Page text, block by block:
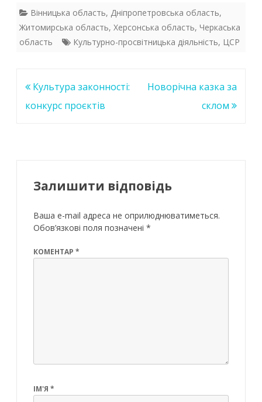
e
b
k
itt
er
at
s
p
k
e
dI
Вінницька область, Дніпропетровська область,
Житомирська область, Херсонська область, Черкаська
область
Культурно-просвітницька діяльність, ЦСР
Навігація
записів
Культура законності:
конкурс проєктів
Новорічна казка за
склом
Залишити відповідь
Ваша e-mail адреса не оприлюднюватиметься.
Обов’язкові поля позначені *
КОМЕНТАР *
ІМ'Я *